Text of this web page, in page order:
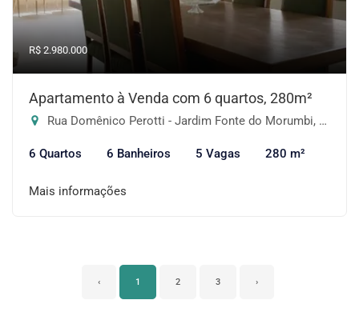
R$ 2.980.000
Apartamento à Venda com 6 quartos, 280m²
Rua Domênico Perotti - Jardim Fonte do Morumbi, São Paulo-SP
6 Quartos 6 Banheiros 5 Vagas 280 m²
Mais informações
‹ 1 2 3 ›